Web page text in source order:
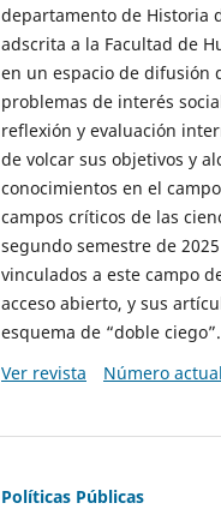
departamento de Historia
adscrita a la Facultad de
en un espacio de difusión
problemas de interés
reflexión y evaluación
de volcar sus objetivos y
conocimientos en el
campos críticos de las
segundo semestre de
vinculados a este campo
acceso abierto, y sus
esquema de “doble
Ver revista
Número actual
Políticas Públicas